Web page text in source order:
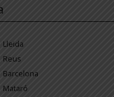
Lleida
Reus
Barcelona
Mataró